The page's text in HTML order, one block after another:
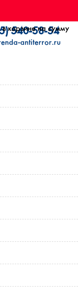
в корзине на сумму
540-58-54
antiterror.ru